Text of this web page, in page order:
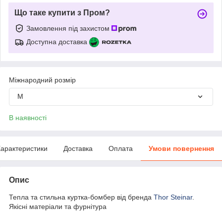
Що таке купити з Пром?
Замовлення під захистом
Доступна доставка
Міжнародний розмір
M
В наявності
Доставка Оплата Умови повернення
Опис
Тепла та стильна куртка-бомбер від бренда Thor Steinar.
Якісні матеріали та фурнітура